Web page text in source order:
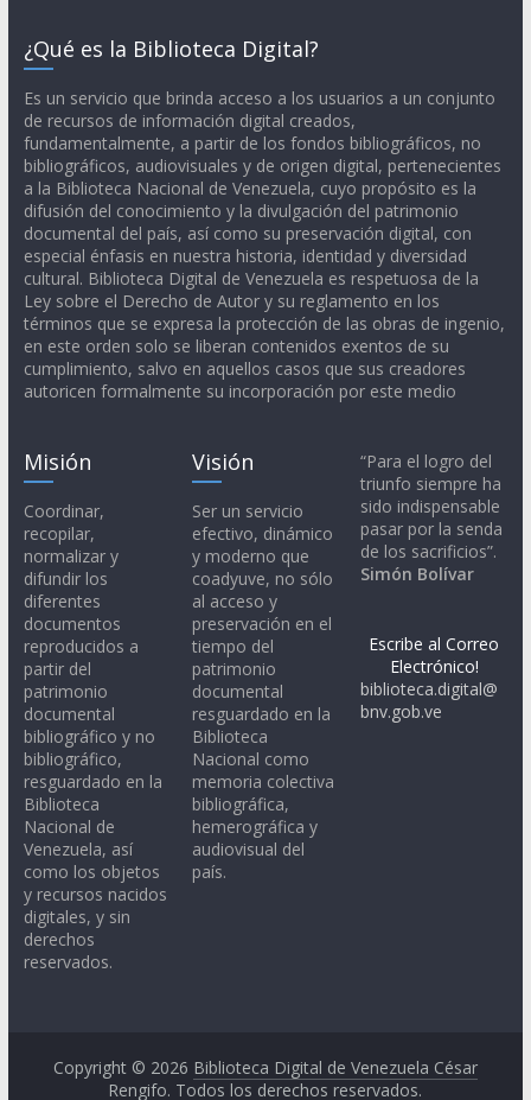
¿Qué es la Biblioteca Digital?
Es un servicio que brinda acceso a los usuarios a un conjunto
de recursos de información digital creados,
fundamentalmente, a partir de los fondos bibliográficos, no
bibliográficos, audiovisuales y de origen digital, pertenecientes
a la Biblioteca Nacional de Venezuela, cuyo propósito es la
difusión del conocimiento y la divulgación del patrimonio
documental del país, así como su preservación digital, con
especial énfasis en nuestra historia, identidad y diversidad
cultural. Biblioteca Digital de Venezuela es respetuosa de la
Ley sobre el Derecho de Autor y su reglamento en los
términos que se expresa la protección de las obras de ingenio,
en este orden solo se liberan contenidos exentos de su
cumplimiento, salvo en aquellos casos que sus creadores
autoricen formalmente su incorporación por este medio
Misión
Coordinar,
recopilar,
normalizar y
difundir los
diferentes
documentos
reproducidos a
partir del
patrimonio
documental
bibliográfico y no
bibliográfico,
resguardado en la
Biblioteca
Nacional de
Venezuela, así
como los objetos
y recursos nacidos
digitales, y sin
derechos
reservados.
Visión
Ser un servicio
efectivo, dinámico
y moderno que
coadyuve, no sólo
al acceso y
preservación en el
tiempo del
patrimonio
documental
resguardado en la
Biblioteca
Nacional como
memoria colectiva
bibliográfica,
hemerográfica y
audiovisual del
país.
“Para el logro del
triunfo siempre ha
sido indispensable
pasar por la senda
de los sacrificios”.
Simón Bolívar
Escribe al Correo
Electrónico!
biblioteca.digital@
bnv.gob.ve
Copyright © 2026 Biblioteca Digital de Venezuela César
Rengifo. Todos los derechos reservados.